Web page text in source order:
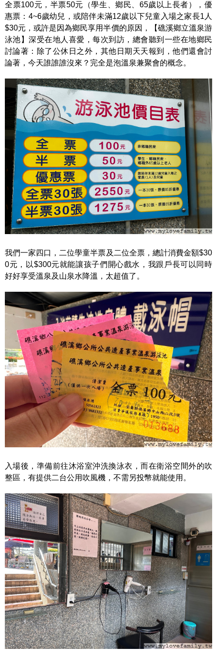
全票100元，半票50元（學生、鄉民、65歲以上長者），優
惠票：4~6歲幼兒，或陪伴未滿12歲以下兒童入場之家長1人
$30元，或許是因為鄉民享用半價的原因，【礁溪鄉立溫泉游
泳池】深受在地人喜愛，每次到訪，總會聽到一些在地鄉民
討論著：除了公休日之外，其他日期天天報到，他們還會討
論著，今天誰誰誰沒來？完全是泡溫泉兼聚會的概念。
我們一家四口，二位學童半票及二位全票，總計消費金額$30
0元，以$300元就能讓孩子們開心戲水，我跟戶長可以同時
好好享受溫泉及山泉水降溫，太超值了。
入場後，準備前往沐浴室沖洗換泳衣，而在衛浴空間外的吹
整區，有提供二台公用吹風機，不需另投幣就能使用。